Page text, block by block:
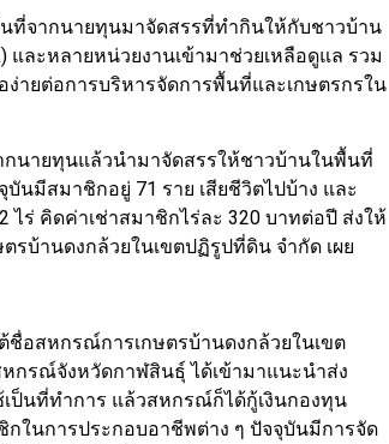
ที่จากนายทุนมาจัดสรรที่ทำกินให้กับชาวบ้าน
ละหลายหน่วยงานเข้ามาช่วยเหลือดูแล รวม
ายต่อการบริหารจัดการพื้นที่และเกษตรกรใน
กนายทุนแล้วนำมาจัดสรรให้ชาวบ้านในพื้นที่
นมีสมาชิกอยู่ 71 ราย เสียชีวิตไปบ้าง และ
ร่ คิดค่าเช่าสมาชิกไร่ละ 320 บาทต่อปี ส่งให้
รบ้านดงกล้วยในเขตปฏิรูปที่ดิน จำกัด เผย
ชื่อสหกรณ์การเกษตรบ้านดงกล้วยในเขต
กรณ์จังหวัดกาฬสินธุ์ ได้เข้ามาแนะนำส่ง
ป็นที่ทำการ แล้วสหกรณ์ก็ได้กู้เงินกองทุน
นการประกอบอาชีพต่าง ๆ ปัจจุบันมีการจัด